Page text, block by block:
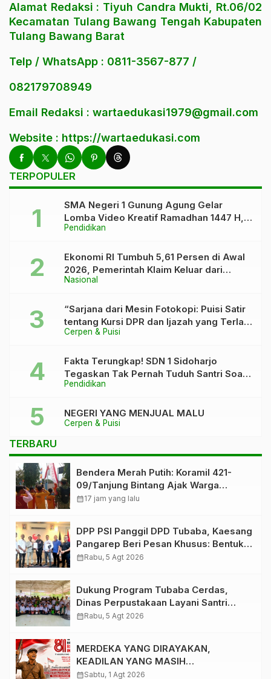
Alamat Redaksi : Tiyuh Candra Mukti, Rt.06/02
Kecamatan Tulang Bawang Tengah Kabupaten
Tulang Bawang Barat
Telp / WhatsApp : 0811-3567-877 /
082179708949
Email Redaksi : wartaedukasi1979@gmail.com
Website : https://wartaedukasi.com
TERPOPULER
Pendidikan
SMA Negeri 1 Gunung Agung Gelar
Lomba Video Kreatif Ramadhan 1447 H,
Asah Bakat dan Pererat Kebersamaan
Nasional
Ekonomi RI Tumbuh 5,61 Persen di Awal
2026, Pemerintah Klaim Keluar dari
“Kutukan” 5 Persen
Cerpen & Puisi
“Sarjana dari Mesin Fotokopi: Puisi Satir
tentang Kursi DPR dan Ijazah yang Terlalu
Rapi”
Pendidikan
Fakta Terungkap! SDN 1 Sidoharjo
Tegaskan Tak Pernah Tuduh Santri Soal
Kaca Pecah
Cerpen & Puisi
NEGERI YANG MENJUAL MALU
TERBARU
Bendera Merah Putih: Koramil 421-
09/Tanjung Bintang Ajak Warga
Kibarkan Bendera, Kobarkan
calendar_month17 jam yang lalu
DPP PSI Panggil DPD Tubaba, Kaesang
Pangarep Beri Pesan Khusus: Bentuk
Struktur Hingga TPS Demi
calendar_monthRabu, 5 Agt 2026
Dukung Program Tubaba Cerdas,
Dinas Perpustakaan Layani Santri
Ponpes Darul Hidayah Al Anshori
calendar_monthRabu, 5 Agt 2026
MERDEKA YANG DIRAYAKAN,
KEADILAN YANG MASIH
DIPERJUANGKAN
calendar_monthSabtu, 1 Agt 2026